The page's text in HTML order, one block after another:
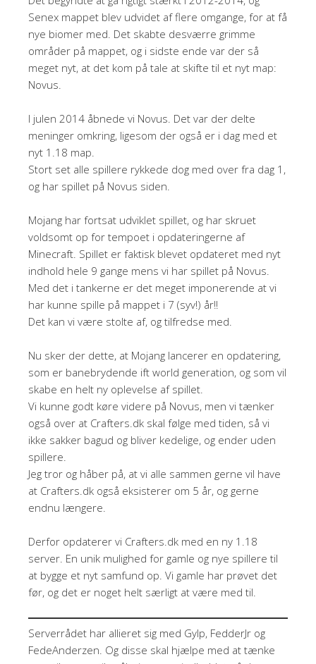
Senex mappet blev udvidet af flere omgange, for at få
nye biomer med. Det skabte desværre grimme
områder på mappet, og i sidste ende var der så
meget nyt, at det kom på tale at skifte til et nyt map:
Novus.
I julen 2014 åbnede vi Novus. Det var der delte
meninger omkring, ligesom der også er i dag med et
nyt 1.18 map.
Stort set alle spillere rykkede dog med over fra dag 1,
og har spillet på Novus siden.
Mojang har fortsat udviklet spillet, og har skruet
voldsomt op for tempoet i opdateringerne af
Minecraft. Spillet er faktisk blevet opdateret med nyt
indhold hele 9 gange mens vi har spillet på Novus.
Med det i tankerne er det meget imponerende at vi
har kunne spille på mappet i 7 (syv!) år!!
Det kan vi være stolte af, og tilfredse med.
Nu sker der dette, at Mojang lancerer en opdatering,
som er banebrydende ift world generation, og som vil
skabe en helt ny oplevelse af spillet.
Vi kunne godt køre videre på Novus, men vi tænker
også over at Crafters.dk skal følge med tiden, så vi
ikke sakker bagud og bliver kedelige, og ender uden
spillere.
Jeg tror og håber på, at vi alle sammen gerne vil have
at Crafters.dk også eksisterer om 5 år, og gerne
endnu længere.
Derfor opdaterer vi Crafters.dk med en ny 1.18
server. En unik mulighed for gamle og nye spillere til
at bygge et nyt samfund op. Vi gamle har prøvet det
før, og det er noget helt særligt at være med til.
Serverrådet har allieret sig med Gylp, FedderJr og
FedeAnderzen. Og disse skal hjælpe med at tænke